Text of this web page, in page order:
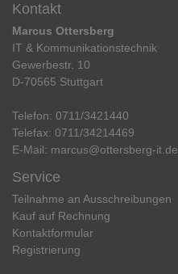
Kontakt
Marcus Ottersberg
IT & Kommunikationstechnik
Gewerbestr. 10
D-70565 Stuttgart
Telefon: 0711/3421440
Telefax: 0711/34214469
E-Mail: marcus@ottersberg-it.de
Service
Teilnahme an Ausschreibungen
Kauf auf Rechnung
Kontaktformular
Registrierung